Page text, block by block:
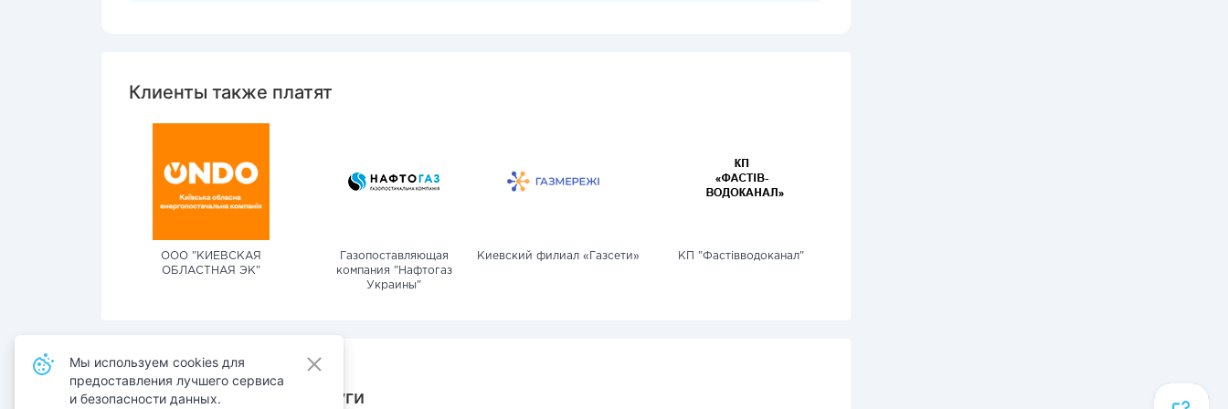
Клиенты также платят
ООО "КИЕВСКАЯ
ОБЛАСТНАЯ ЭК"
Газопоставляющая
компания "Нафтогаз
Украины"
Киевский филиал «Газсети» КП "Фастівводоканал"
Также оплачивают услуги
Мы используем cookies для
предоставления лучшего сервиса
и безопасности данных.